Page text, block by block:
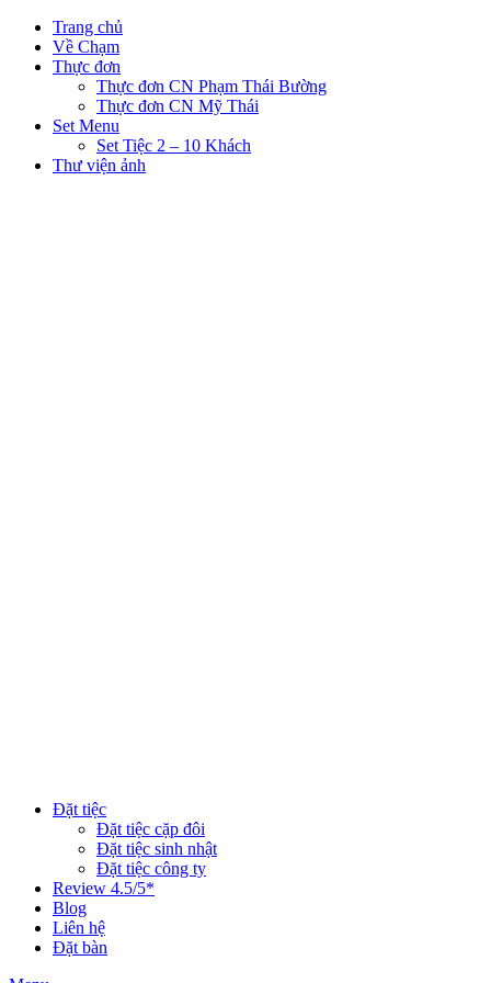
Trang chủ
Về Chạm
Thực đơn
Thực đơn CN Phạm Thái Bường
Thực đơn CN Mỹ Thái
Set Menu
Set Tiệc 2 – 10 Khách
Thư viện ảnh
Đặt tiệc
Đặt tiệc cặp đôi
Đặt tiệc sinh nhật
Đặt tiệc công ty
Review 4.5/5*
Blog
Liên hệ
Đặt bàn